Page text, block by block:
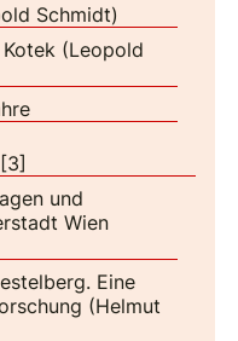
Schmidt)
(Leopold
und
Wien
Eine
(Helmut